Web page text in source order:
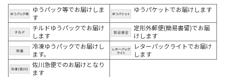
ゆうパック等でお届けしま
す
ゆうパケットでお届けします
チルドゆうパックでお届け
します
定形外郵便(簡易書留)でお届
けします
冷凍ゆうパックでお届けし
ます。
レターパックライトでお届け
します
佐川急便でのお届けとなり
ます